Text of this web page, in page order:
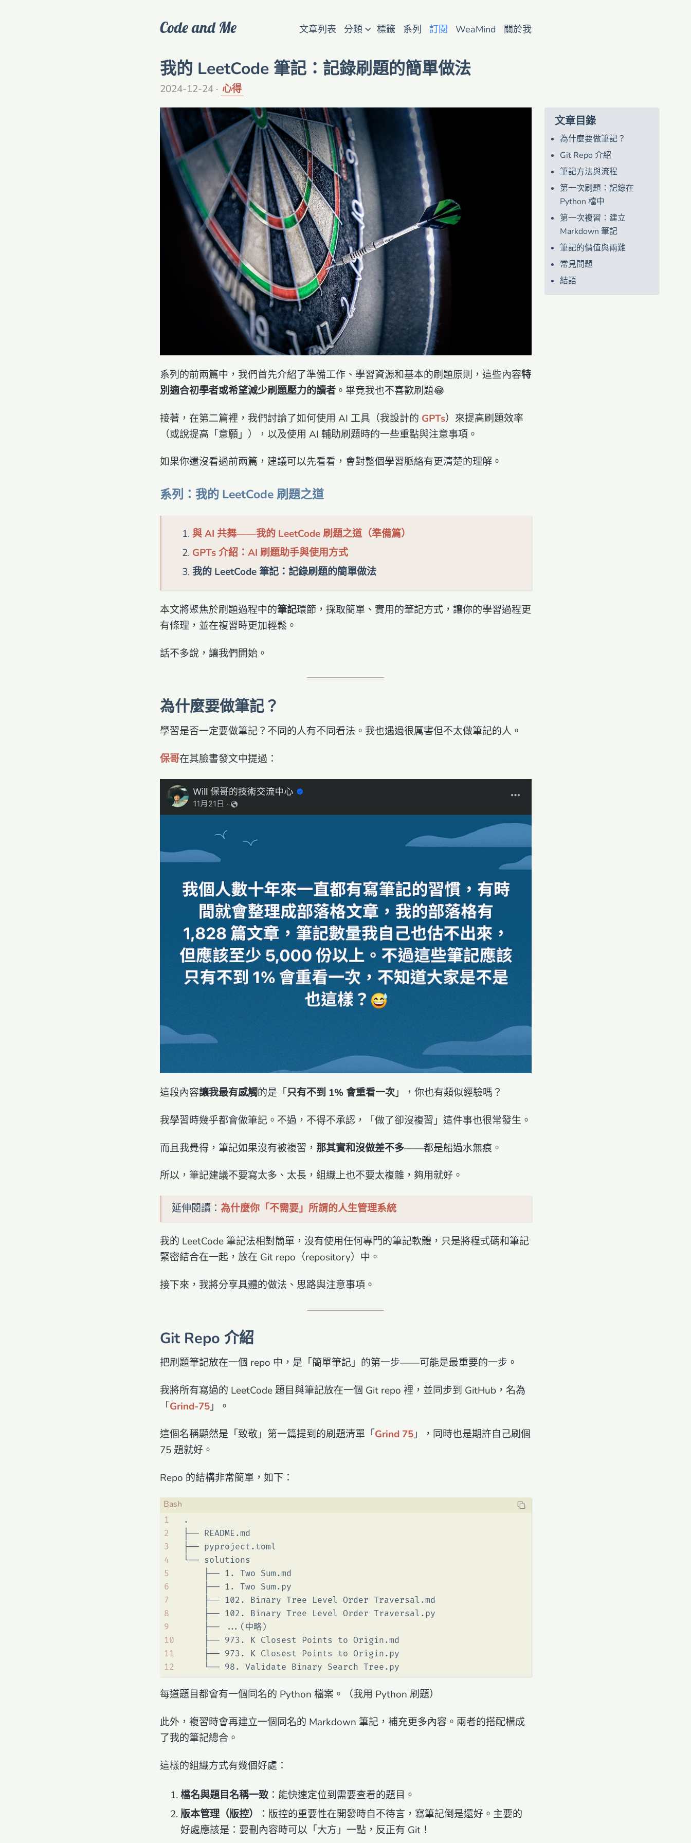
Code and Me 文章列表 分類 ⌵ 標籤 系列 訂閱 WeaMind 關於我
我的 LeetCode 筆記：記錄刷題的簡單做法
2024-12-24 心得
文章目錄
為什麼要做筆記？
Git Repo 介紹
筆記方法與流程
第一次刷題：記錄在
Python 檔中
第一次複習：建立
Markdown 筆記
筆記的價值與兩難
常見問題
結語
系列的前兩篇中，我們首先介紹了準備工作、學習資源和基本的刷題原則，這些內容特
別適合初學者或希望減少刷題壓力的讀者。畢竟我也不喜歡刷題😂
接著，在第二篇裡，我們討論了如何使用 AI 工具（我設計的 GPTs）來提高刷題效率
（或說提高「意願」），以及使用 AI 輔助刷題時的一些重點與注意事項。
如果你還沒看過前兩篇，建議可以先看看，會對整個學習脈絡有更清楚的理解。
系列：我的 LeetCode 刷題之道
與 AI 共舞——我的 LeetCode 刷題之道（準備篇）
GPTs 介紹：AI 刷題助手與使用方式
我的 LeetCode 筆記：記錄刷題的簡單做法
本文將聚焦於刷題過程中的筆記環節，採取簡單、實用的筆記方式，讓你的學習過程更
有條理，並在複習時更加輕鬆。
話不多說，讓我們開始。
為什麼要做筆記？
學習是否一定要做筆記？不同的人有不同看法。我也遇過很厲害但不太做筆記的人。
保哥在其臉書發文中提過：
這段內容讓我最有感觸的是「只有不到 1% 會重看一次」，你也有類似經驗嗎？
我學習時幾乎都會做筆記。不過，不得不承認，「做了卻沒複習」這件事也很常發生。
而且我覺得，筆記如果沒有被複習， 那其實和沒做差不多——都是船過水無痕。
所以，筆記建議不要寫太多、太長，組織上也不要太複雜，夠用就好。
延伸閱讀： 為什麼你「不需要」所謂的人生管理系統
我的 LeetCode 筆記法相對簡單，沒有使用任何專門的筆記軟體，只是將程式碼和筆記
緊密結合在一起，放在 Git repo（repository）中。
接下來，我將分享具體的做法、思路與注意事項。
Git Repo 介紹
把刷題筆記放在一個 repo 中，是「簡單筆記」的第一步——可能是最重要的一步。
我將所有寫過的 LeetCode 題目與筆記放在一個 Git repo 裡，並同步到 GitHub，名為
「Grind-75」。
這個名稱顯然是「致敬」第一篇提到的刷題清單「Grind 75」，同時也是期許自己刷個
75 題就好。
Repo 的結構非常簡單，如下：
1
2
3
4
5
6
7
8
9
10
11
12
.
├── README.md
├── pyproject.toml
└── solutions
    ├── 1. Two Sum.md
    ├── 1. Two Sum.py
    ├── 102. Binary Tree Level Order Traversal.md
    ├── 102. Binary Tree Level Order Traversal.py
    ├── ...(中略)
    ├── 973. K Closest Points to Origin.md
    ├── 973. K Closest Points to Origin.py
    └── 98. Validate Binary Search Tree.py
每道題目都會有一個同名的 Python 檔案。（我用 Python 刷題）
此外，複習時會再建立一個同名的 Markdown 筆記，補充更多內容。兩者的搭配構成
了我的筆記總合。
這樣的組織方式有幾個好處：
檔名與題目名稱一致：能快速定位到需要查看的題目。
版本管理（版控）
：版控的重要性在開發時自不待言，寫筆記倒是還好。主要的
好處應該是：要刪內容時可以「大方」一點，反正有 Git！